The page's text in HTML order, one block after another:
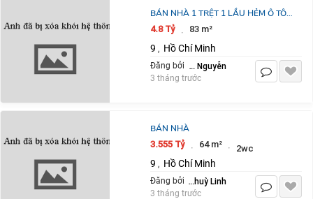
BÁN NHÀ 1 TRỆT 1 LẦU HẺM Ô TÔ
NGUYỄN DUY TRINH, LONG
TRƯỜNG, THỦ ĐỨC 83.2M2, GIÁ TỐT
4.8 Tỷ · 83 m²
9 , Hồ Chí Minh
Đăng bởi Huỳnh Trọng Nguyễn
3 tháng trước
BÁN NHÀ
3.555 Tỷ · 64 m² · 2wc
9 , Hồ Chí Minh
Đăng bởi Đặng Thuỳ Linh
3 tháng trước